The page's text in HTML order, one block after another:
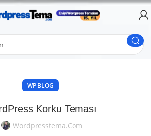
WP BLOG
Korku Teması
Wordpresstema.com